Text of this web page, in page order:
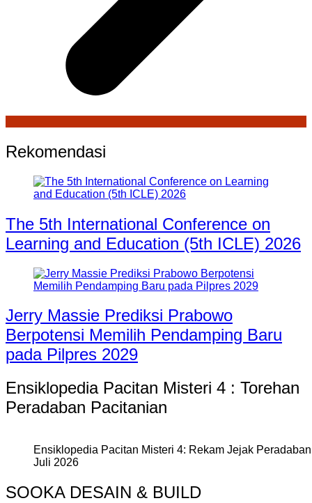
Rekomendasi
The 5th International Conference on
Learning and Education (5th ICLE) 2026
Jerry Massie Prediksi Prabowo
Berpotensi Memilih Pendamping Baru
pada Pilpres 2029
Ensiklopedia Pacitan Misteri 4 : Torehan
Peradaban Pacitanian
Ensiklopedia Pacitan Misteri 4: Rekam Jejak
Juli 2026
SOOKA DESAIN & BUILD